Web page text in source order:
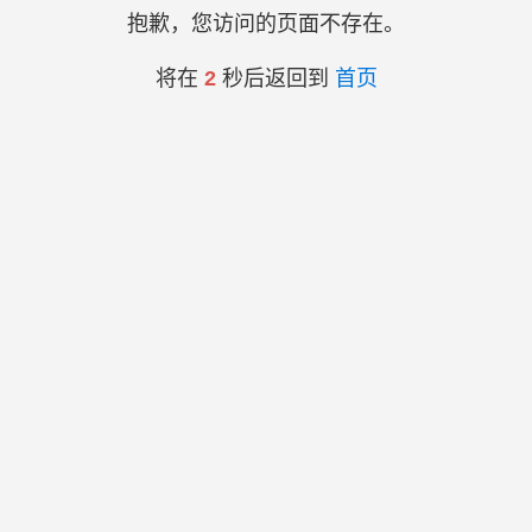
抱歉，您访问的页面不存在。
将在 2秒后返回到 首页